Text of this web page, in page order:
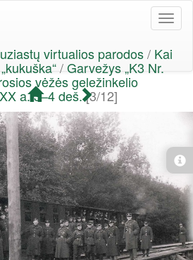
virtualios parodos/ Kai
/Garvežys „K3 Nr.
vėžės geležinkelio
a. 3–4 deš.[3/12]